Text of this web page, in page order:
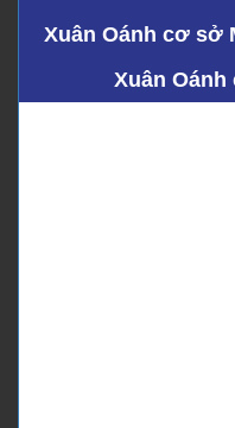
Xuân Oánh cơ sở
Xuân Oánh